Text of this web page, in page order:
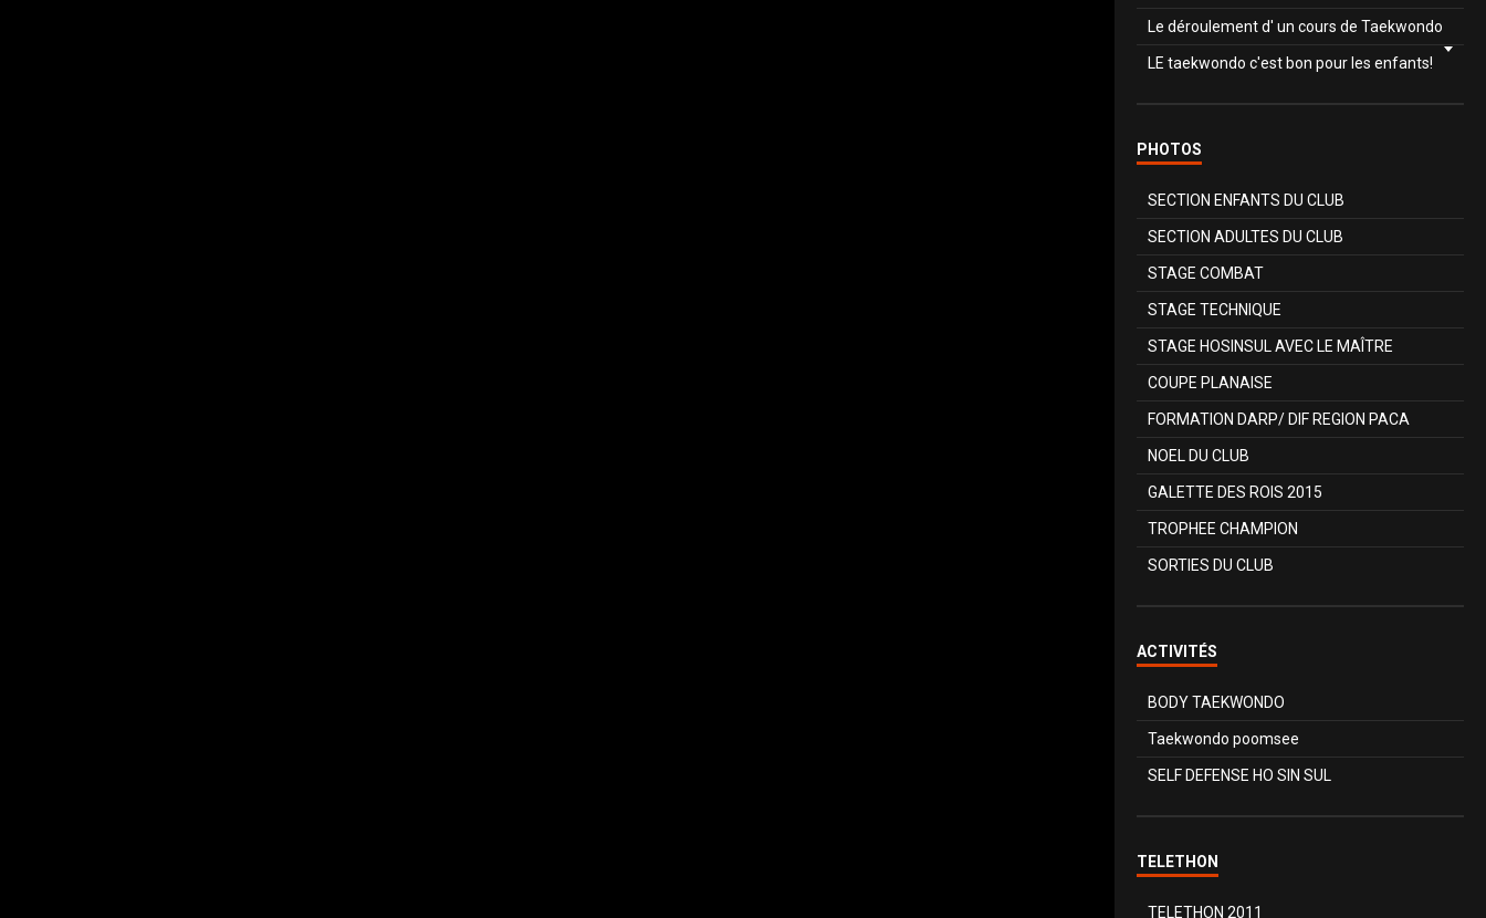
Le déroulement d' un cours de Taekwondo
LE taekwondo c'est bon pour les enfants!
PHOTOS
SECTION ENFANTS DU CLUB
SECTION ADULTES DU CLUB
STAGE COMBAT
STAGE TECHNIQUE
STAGE HOSINSUL AVEC LE MAÎTRE
COUPE PLANAISE
FORMATION DARP/ DIF REGION PACA
NOEL DU CLUB
GALETTE DES ROIS 2015
TROPHEE CHAMPION
SORTIES DU CLUB
ACTIVITÉS
BODY TAEKWONDO
Taekwondo poomsee
SELF DEFENSE HO SIN SUL
TELETHON
TELETHON 2011